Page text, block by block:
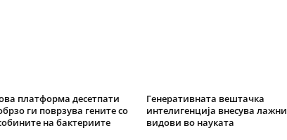
платформа десетпати
ги поврзува гените со
на бактериите
Генеративната вештачка
интелигенција внесува лажни
видови во науката